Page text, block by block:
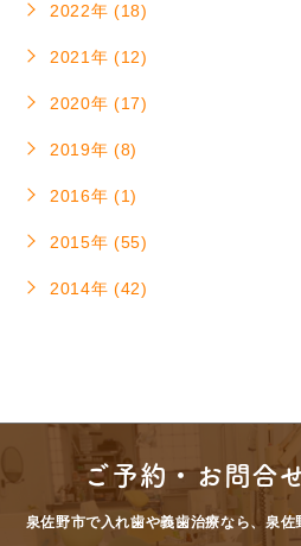
2022年 (18)
2021年 (12)
2020年 (17)
2019年 (8)
2016年 (1)
2015年 (55)
2014年 (42)
ご予約・お問合
泉佐野市で入れ歯や義歯治療なら、泉